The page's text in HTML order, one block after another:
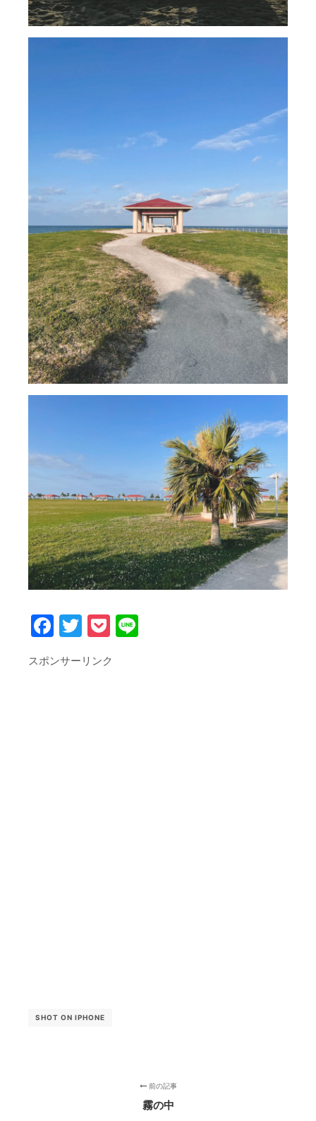
Facebook
Twitter
Pocket
スポンサーリンク
SHOT ON IPHONE
前の記事
霧の中